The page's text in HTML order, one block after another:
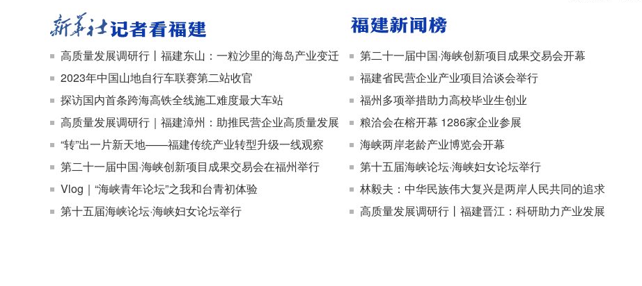
高质量发展调研行丨福建东山：一粒沙里的海岛产业变迁
2023年中国山地自行车联赛第二站收官
探访国内首条跨海高铁全线施工难度最大车站
高质量发展调研行｜福建漳州：助推民营企业高质量发展
“转”出一片新天地——福建传统产业转型升级一线观察
第二十一届中国·海峡创新项目成果交易会在福州举行
Vlog｜“海峡青年论坛”之我和台青初体验
第十五届海峡论坛·海峡妇女论坛举行
第二十一届中国·海峡创新项目成果交易会开幕
福建省民营企业产业项目洽谈会举行
福州多项举措助力高校毕业生创业
粮洽会在榕开幕 1286家企业参展
海峡两岸老龄产业博览会开幕
第十五届海峡论坛·海峡妇女论坛举行
林毅夫：中华民族伟大复兴是两岸人民共同的追求
高质量发展调研行丨福建晋江：科研助力产业发展